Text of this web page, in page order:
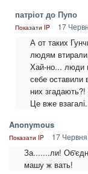
патріот до Пупо
Показати IP 17
А от таких
людям втирали,
Хай-но... люди
себе оставили
них
Це вже
Anonymous
Показати IP 17
За.......ли!
машу ж вать!